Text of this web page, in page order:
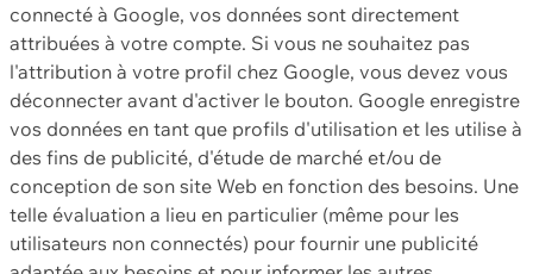
connecté à Google, vos données sont directement
attribuées à votre compte. Si vous ne souhaitez pas
l'attribution à votre profil chez Google, vous devez vous
déconnecter avant d'activer le bouton. Google enregistre
vos données en tant que profils d'utilisation et les utilise à
des fins de publicité, d'étude de marché et/ou de
conception de son site Web en fonction des besoins. Une
telle évaluation a lieu en particulier (même pour les
utilisateurs non connectés) pour fournir une publicité